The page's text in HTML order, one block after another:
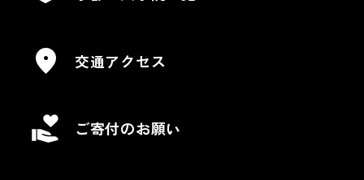
交通アクセス
ご寄付のお願い